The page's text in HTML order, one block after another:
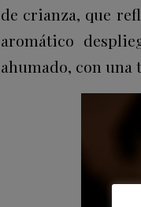
de crianza, que
aromático
ahumado, con una